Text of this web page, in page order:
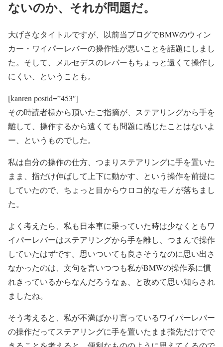
ないのか、それが問題だ。
大げさなタイトルですが、以前当ブログでBMWのウィン
カー・ワイパーレバーの操作性が悪いことを話題にしまし
た。そして、メルセデスのレバーもちょっと遠くて操作し
にくい、ということも。
[kanren postid=”453″]
その時読者様から頂いたご指摘が、ステアリングから手を
離して、操作するから遠くても問題に感じたことはないよ
ー、というものでした。
私は自分の操作の仕方、つまりステアリングに手を置いた
まま、指だけ伸ばして上下に動かす、という操作を前提に
していたので、ちょっと目からウロコ的なモノが落ちまし
た。
よく考えたら、私も日本車に乗っていた時は少なくともワ
イパーレバーはステアリングから手を離し、つまんで操作
していたはずです。思いついても良さそうなのに思い出さ
なかったのは、文句を言いつつも私がBMWの操作系に慣
れきっているからなんだろうなぁ、と改めて思い知らされ
ましたね。
そう考えると、私が不満ばかり言っているワイパーレバー
の操作だってステアリングに手を置いたまま指先だけでで